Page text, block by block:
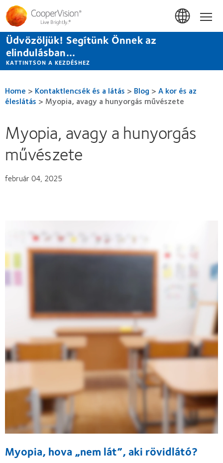
Ugrás
tartalomra
Üdvözöljük! Segítünk Önnek az
elindulásban...
KATTINTSON A KEZDÉSHEZ
Home > Kontaktlencsék és a látás > Blog > A kor és az
éleslátás > Myopia, avagy a hunyorgás művészete
Myopia, avagy a hunyorgás
művészete
február 04, 2025
Myopia, hova „nem lát”, aki rövidlátó?